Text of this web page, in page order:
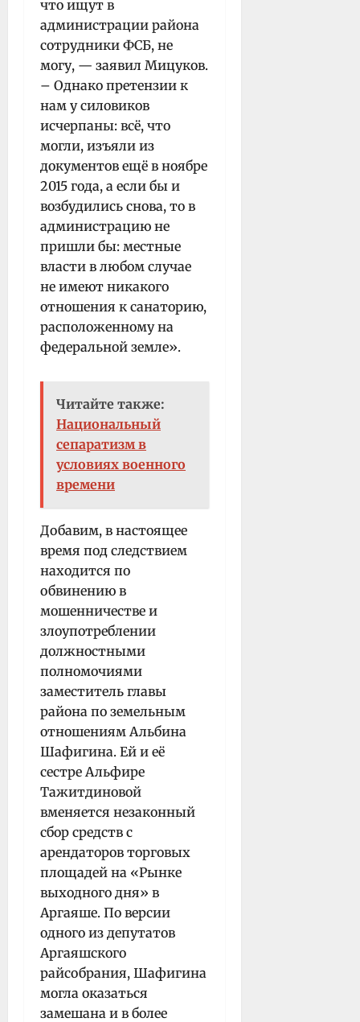
что ищут в
администрации района
сотрудники ФСБ, не
могу, — заявил Мицуков.
– Однако претензии к
нам у силовиков
исчерпаны: всё, что
могли, изъяли из
документов ещё в ноябре
2015 года, а если бы и
возбудились снова, то в
администрацию не
пришли бы: местные
власти в любом случае
не имеют никакого
отношения к санаторию,
расположенному на
федеральной земле».
Читайте также:
Национальный
сепаратизм в
условиях военного
времени
Добавим, в настоящее
время под следствием
находится по
обвинению в
мошенничестве и
злоупотреблении
должностными
полномочиями
заместитель главы
района по земельным
отношениям Альбина
Шафигина. Ей и её
сестре Альфире
Тажитдиновой
вменяется незаконный
сбор средств с
арендаторов торговых
площадей на «Рынке
выходного дня» в
Аргаяше. По версии
одного из депутатов
Аргаяшского
райсобрания, Шафигина
могла оказаться
замешана и в более